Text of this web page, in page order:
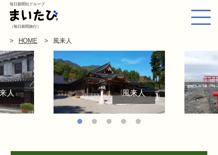
毎日新聞社グループ
（毎日新聞旅行）
HOME 風来人
人 風来人